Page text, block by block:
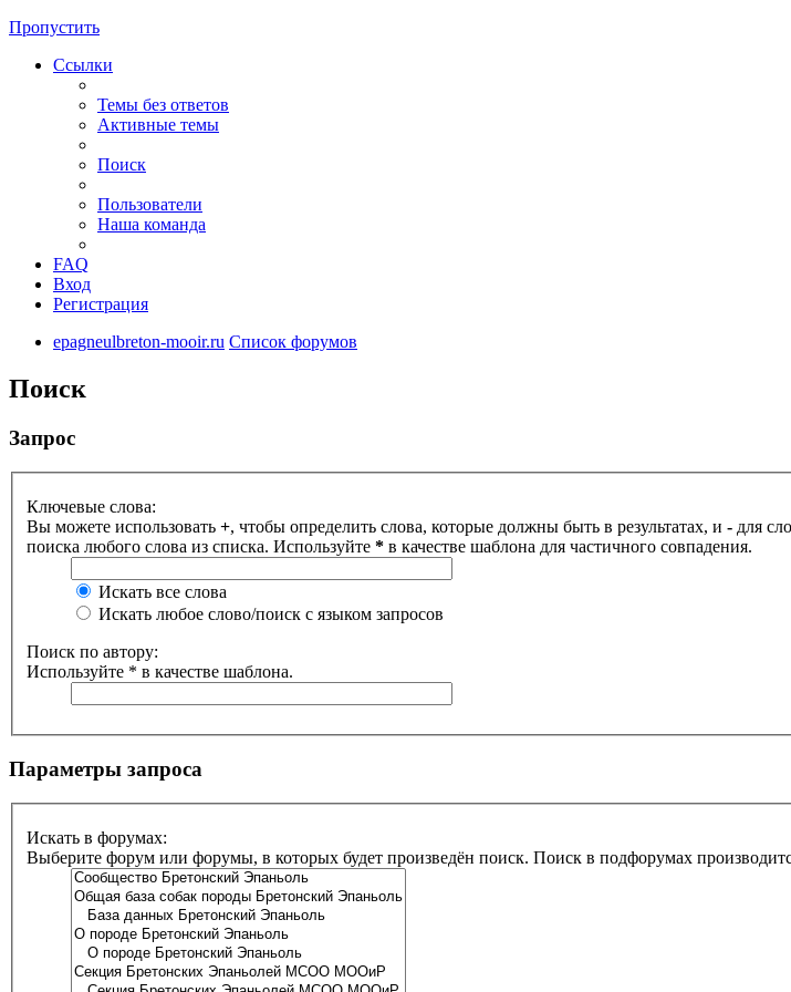
Пропустить
Ссылки
Темы без ответов
Активные темы
Поиск
Пользователи
Наша команда
FAQ
Вход
Регистрация
epagneulbreton-mooir.ru Список форумов
Поиск
Запрос
Ключевые слова:
Вы можете использовать +, чтобы определить слова, которые должны быть в результатах, и - для
поиска любого слова из списка. Используйте * в качестве шаблона для частичного совпадения.
Искать все слова
Искать любое слово/поиск с языком запросов
Поиск по автору:
Используйте * в качестве шаблона.
Параметры запроса
Искать в форумах:
Выберите форум или форумы, в которых будет произведён поиск. Поиск в подфорумах